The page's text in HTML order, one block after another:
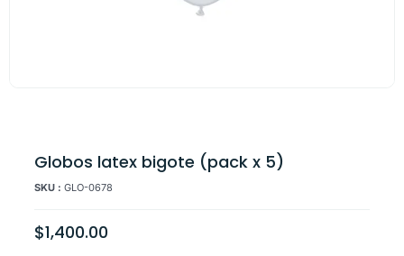
Globos latex bigote (pack x 5)
SKU : GLO-0678
$1,400.00